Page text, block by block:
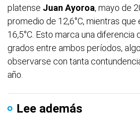
platense Juan Ayoroa, mayo de
promedio de 12,6°C, mientras
16,5°C. Esto marca una diferencia
grados entre ambos períodos,
observarse con tanta
año.
Lee además